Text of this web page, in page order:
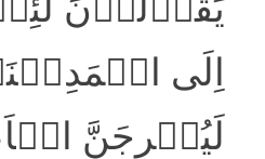
یَقُوۡلُوۡنَ
اِلَی
لَیُخۡرِجَنَّ